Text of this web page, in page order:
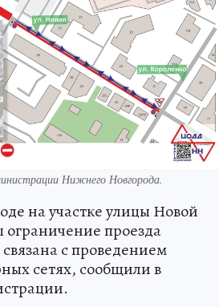
Нижнего Новгорода.
на участке улицы Новой
проезда
с проведением
сетях, сообщили в